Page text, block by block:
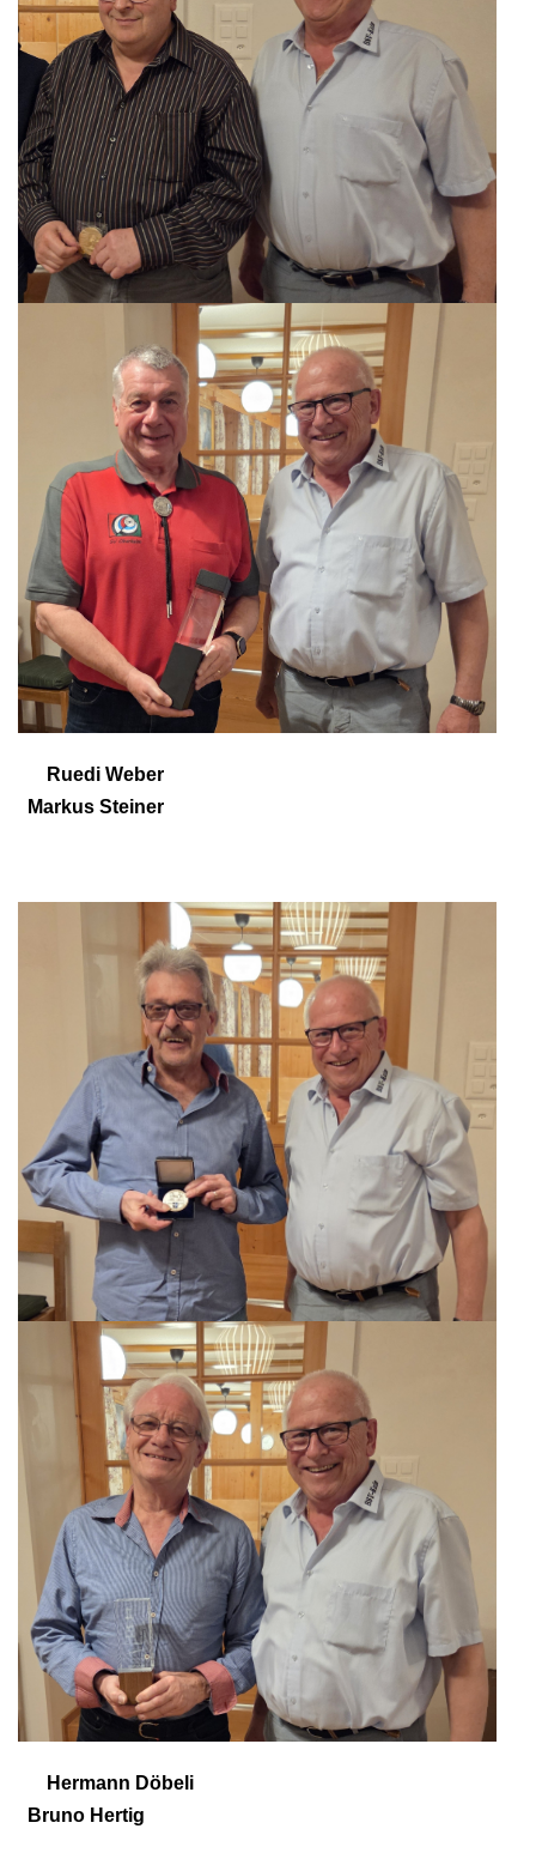
Ruedi Weber
Markus Steiner
Hermann Döbeli
Bruno Hertig